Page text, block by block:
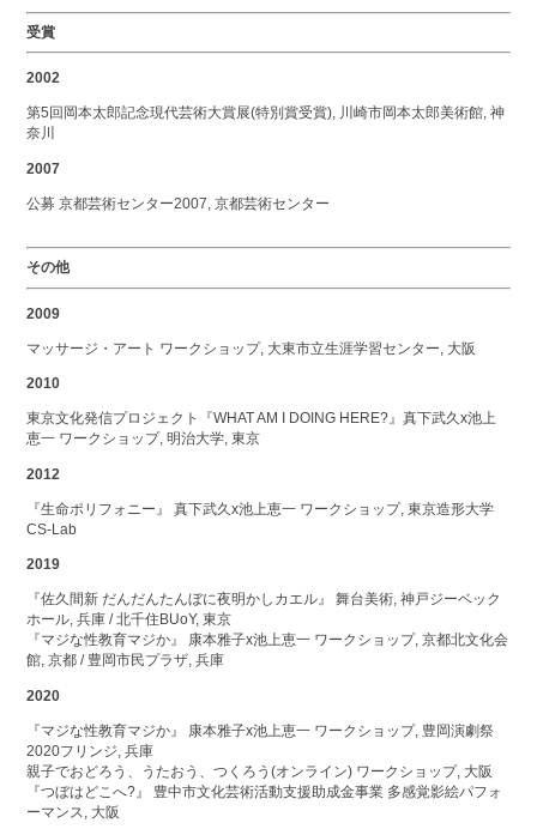
受賞
2002
第5回岡本太郎記念現代芸術大賞展(特別賞受賞), 川崎市岡本太郎美術館, 神
奈川
2007
公募 京都芸術センター2007, 京都芸術センター
その他
2009
マッサージ・アート ワークショップ, 大東市立生涯学習センター, 大阪
2010
東京文化発信プロジェクト『WHAT AM I DOING HERE?』真下武久x池上
恵一 ワークショップ, 明治大学, 東京
2012
『生命ポリフォニー』 真下武久x池上恵一 ワークショップ, 東京造形大学
CS-Lab
2019
『佐久間新 だんだんたんぼに夜明かしカエル』 舞台美術, 神戸ジーベック
ホール, 兵庫 / 北千住BUoY, 東京
『マジな性教育マジか』 康本雅子x池上恵一 ワークショップ, 京都北文化会
館, 京都 / 豊岡市民プラザ, 兵庫
2020
『マジな性教育マジか』 康本雅子x池上恵一 ワークショップ, 豊岡演劇祭
2020フリンジ, 兵庫
親子でおどろう、うたおう、つくろう(オンライン) ワークショップ, 大阪
『つぼはどこへ?』 豊中市文化芸術活動支援助成金事業 多感覚影絵パフォ
ーマンス, 大阪